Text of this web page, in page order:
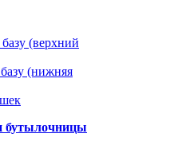
(верхний
(нижняя
бутылочницы